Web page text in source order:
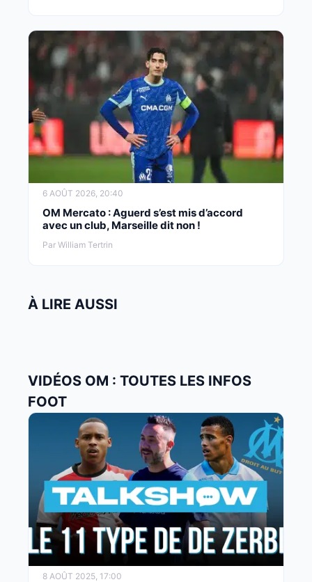
6 AOÛT 2026, 20:40
OM Mercato : Aguerd s’est mis d’accord
avec un club, Marseille dit non !
Par William Tertrin
À LIRE AUSSI
VIDÉOS OM : TOUTES LES INFOS
FOOT
8 AOÛT 2025, 17:00